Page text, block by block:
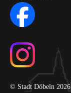
© Stadt Döbeln 2026